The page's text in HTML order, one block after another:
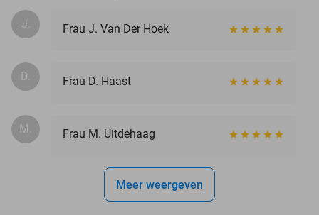
J. Frau J. Van Der Hoek
D. Frau D. Haast
M. Frau M. Uitdehaag
Meer weergeven